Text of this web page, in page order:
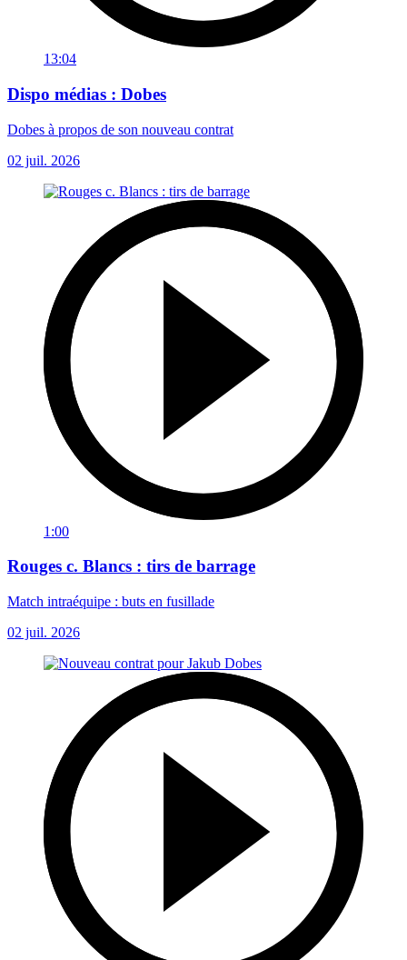
13:04
Dispo médias : Dobes
Dobes à propos de son nouveau contrat
02 juil. 2026
1:00
Rouges c. Blancs : tirs de barrage
Match intraéquipe : buts en fusillade
02 juil. 2026